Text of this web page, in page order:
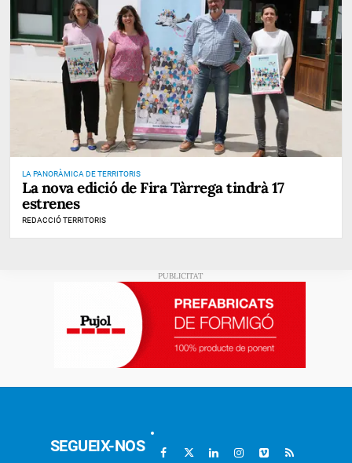
LA PANORÀMICA DE TERRITORIS
La nova edició de Fira Tàrrega tindrà 17
estrenes
REDACCIÓ TERRITORIS
SEGUEIX-NOS